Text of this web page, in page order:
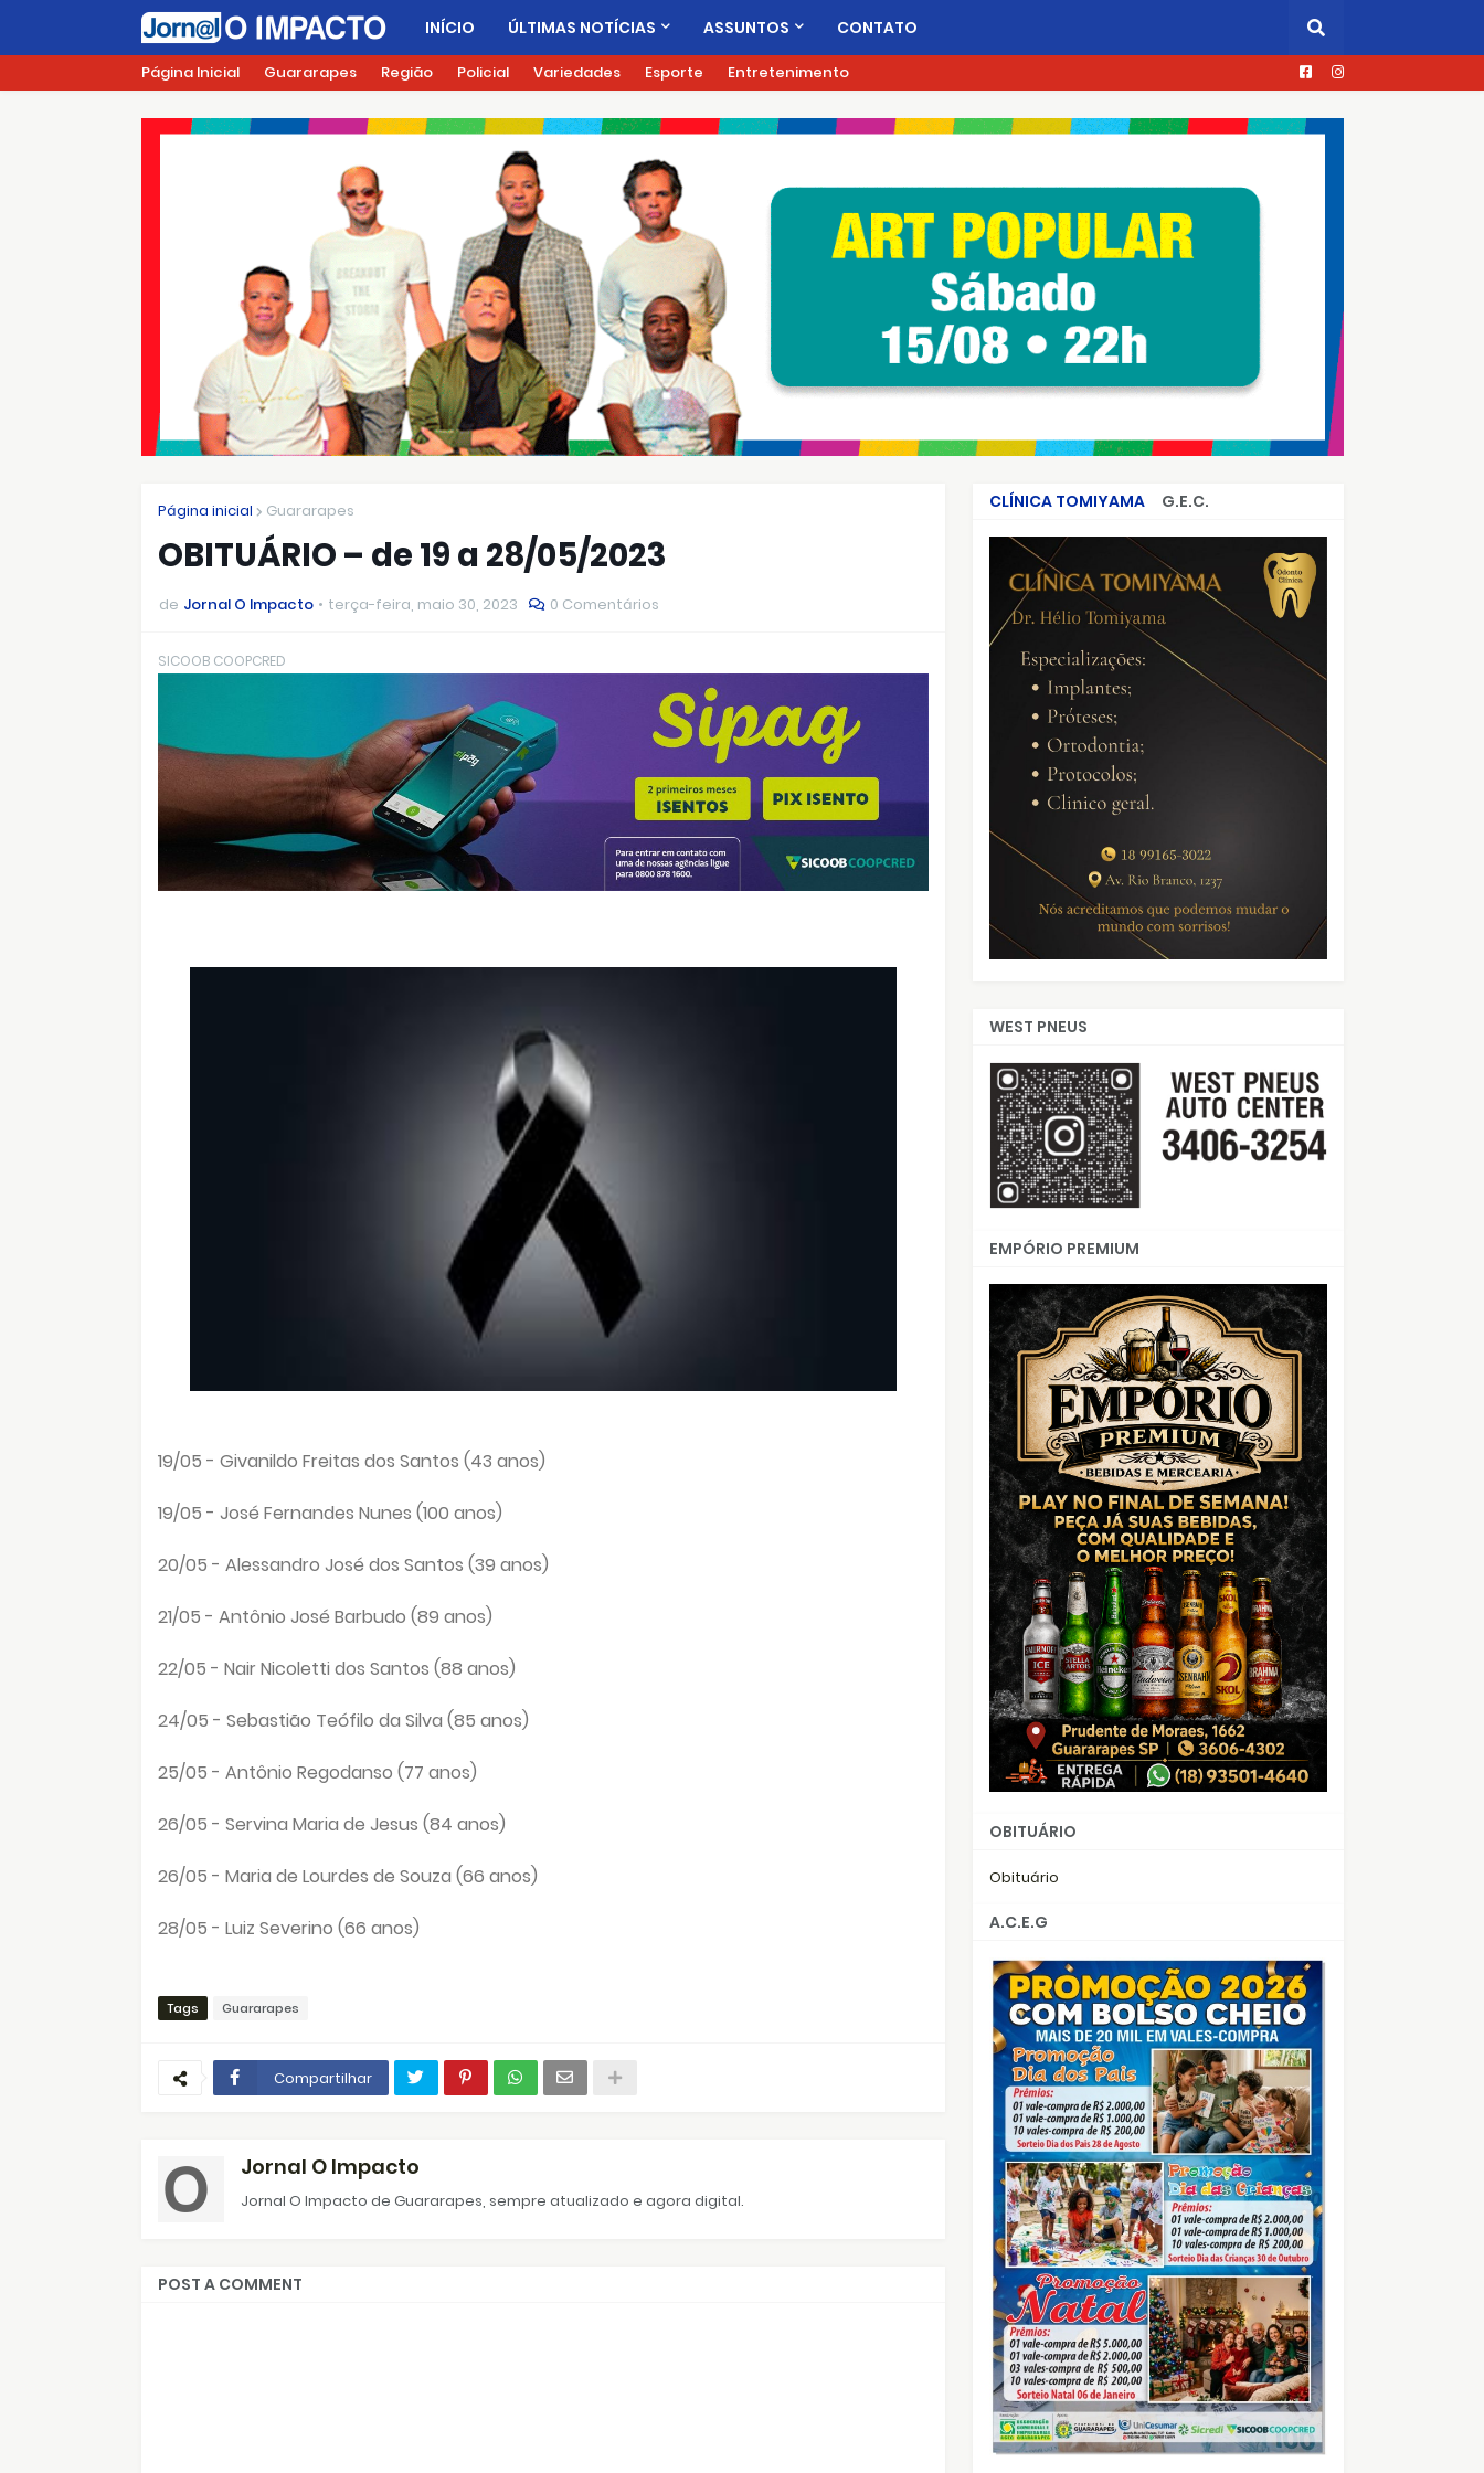
INÍCIO ÚLTIMAS NOTÍCIAS ASSUNTOS CONTATO
Página Inicial Guararapes Região Policial Variedades Esporte Entretenimento
Página inicial Guararapes
OBITUÁRIO – de 19 a 28/05/2023
de Jornal O Impacto terça-feira, maio 30, 2023 0 Comentários
SICOOB COOPCRED
19/05 - Givanildo Freitas dos Santos (43 anos)
19/05 - José Fernandes Nunes (100 anos)
20/05 - Alessandro José dos Santos (39 anos)
21/05 - Antônio José Barbudo (89 anos)
22/05 - Nair Nicoletti dos Santos (88 anos)
24/05 - Sebastião Teófilo da Silva (85 anos)
25/05 - Antônio Regodanso (77 anos)
26/05 - Servina Maria de Jesus (84 anos)
26/05 - Maria de Lourdes de Souza (66 anos)
28/05 - Luiz Severino (66 anos)
Tags Guararapes
Compartilhar
Jornal O Impacto
Jornal O Impacto de Guararapes, sempre atualizado e agora digital.
POST A COMMENT
CLÍNICA TOMIYAMA
G.E.C.
CRIMES QUE ABALARAM O BRASIL
WEST PNEUS
EMPÓRIO PREMIUM
OBITUÁRIO
Obituário
A.C.E.G